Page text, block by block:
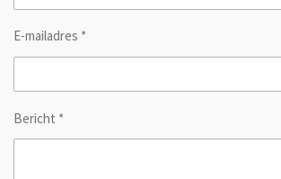
E-mailadres *
Bericht *